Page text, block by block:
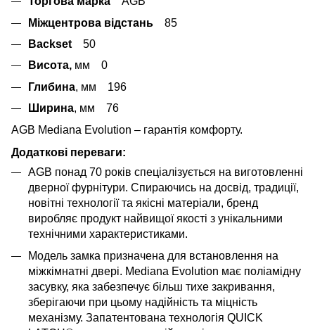
Міжцентрова відстань 85
Backset
50
Висота, мм 0
Глибина, мм 196
Ширина, мм 76
AGB Mediana Evolution – гарантія комфорту.
Додаткові переваги:
AGB понад 70 років спеціалізується на виготовленні
дверної фурнітури. Спираючись на досвід, традиції,
новітні технології та якісні матеріали, бренд
виробляє продукт найвищої якості з унікальними
технічними характеристиками.
Модель замка призначена для встановлення на
міжкімнатні двері. Mediana Evolution має поліамідну
засувку, яка забезпечує більш тихе закривання,
зберігаючи при цьому надійність та міцність
механізму. Запатентована технологія QUICK